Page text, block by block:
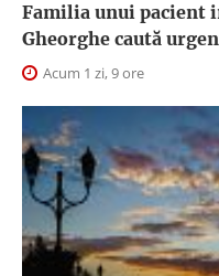
Familia unui pacient
Gheorghe caută
Acum 1 zi, 9 ore